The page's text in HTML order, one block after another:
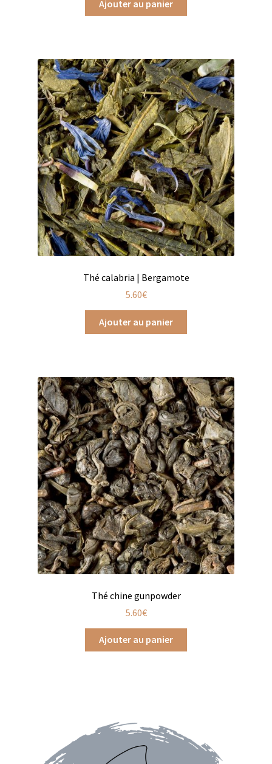
Conditionnement de nos thés et infusions
Conditions générales de ventes et mentions légales
Contactez-nous
Diffuseurs de parfum
Enfants
Cadeaux de naissance
Coloriages
Jeux pour enfants
Produits pour enfant à broder
Sacs et cartables à broder
Epicerie fine
Aide culinaire
Coffrets aide culinaire
Mélanges pour salade
Sauces et marinades
Assaisonnements
Crayons d’assaisonnement à tailler
Crèmes balsamique
Ajouter au panier
Thé calabria | Bergamote
5.60€
Ajouter au panier
Thé chine gunpowder
5.60€
Ajouter au panier